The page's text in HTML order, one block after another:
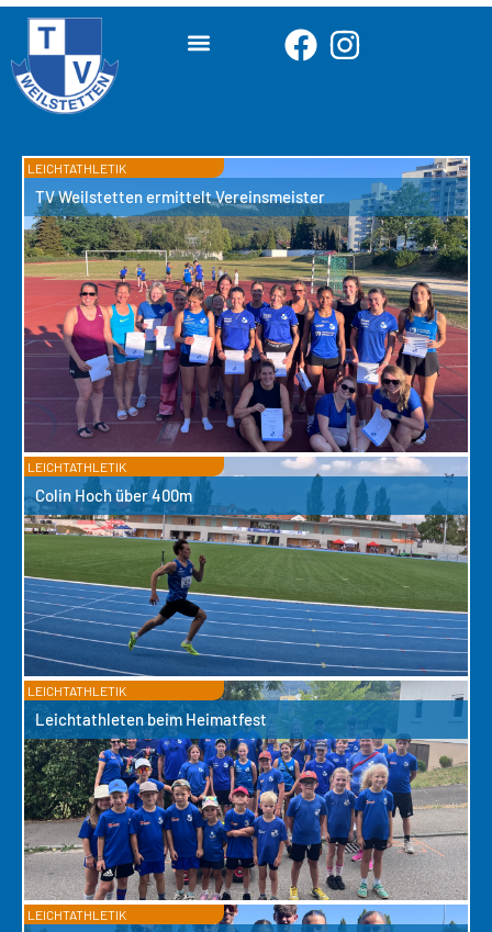
LEICHTATHLETIK
TV Weilstetten ermittelt Vereinsmeister
LEICHTATHLETIK
Colin Hoch über 400m
LEICHTATHLETIK
Leichtathleten beim Heimatfest
LEICHTATHLETIK